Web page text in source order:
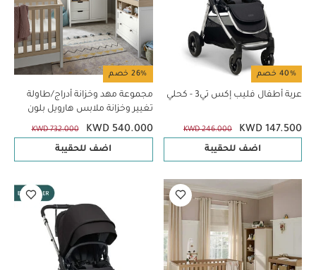
40% خصم
عربة أطفال فليب إكس تي3 - كحلي
KWD 147.500
KWD 246.000
اضف للحقيبة
26% خصم
مجموعة مهد وخزانة أدراج/طاولة
تغيير وخزانة ملابس هارويل بلون
أبيض - 3 قطع
KWD 540.000
KWD 732.000
اضف للحقيبة